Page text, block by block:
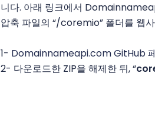
니다. 아래 링크에서
압축 파일의 “/coremio” 폴더를 웹
1- Domainnameapi.com GitHub
2- 다운로드한 ZIP을 해제한 뒤, “